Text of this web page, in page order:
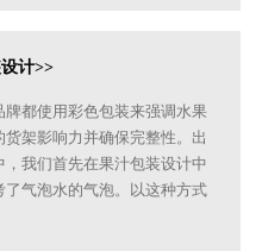
计>>
都使用彩色包装来强调水果
架影响力并确保完整性。出
我们首先在果汁包装设计中
气泡水的气泡。以这种方式